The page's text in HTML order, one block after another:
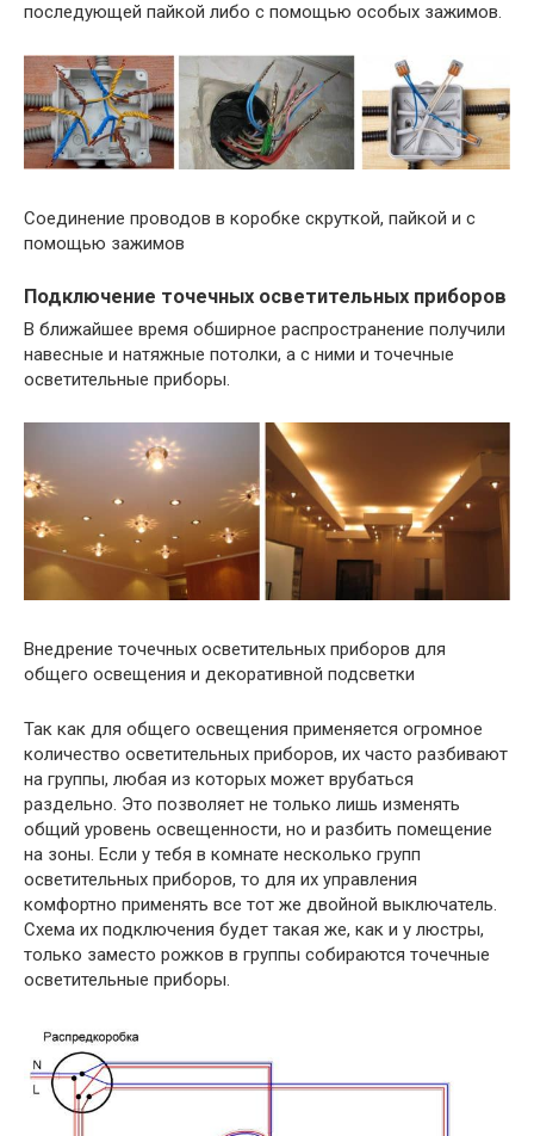
последующей пайкой либо с помощью особых зажимов.
Соединение проводов в коробке скруткой, пайкой и с
помощью зажимов
Подключение точечных осветительных приборов
В ближайшее время обширное распространение получили
навесные и натяжные потолки, а с ними и точечные
осветительные приборы.
Внедрение точечных осветительных приборов для
общего освещения и декоративной подсветки
Так как для общего освещения применяется огромное
количество осветительных приборов, их часто разбивают
на группы, любая из которых может врубаться
раздельно. Это позволяет не только лишь изменять
общий уровень освещенности, но и разбить помещение
на зоны. Если у тебя в комнате несколько групп
осветительных приборов, то для их управления
комфортно применять все тот же двойной выключатель.
Схема их подключения будет такая же, как и у люстры,
только заместо рожков в группы собираются точечные
осветительные приборы.